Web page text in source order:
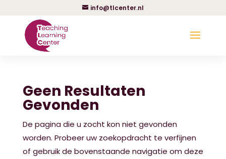
info@tlcenter.nl
Geen Resultaten
Gevonden
De pagina die u zocht kon niet gevonden
worden. Probeer uw zoekopdracht te verfijnen
of gebruik de bovenstaande navigatie om deze